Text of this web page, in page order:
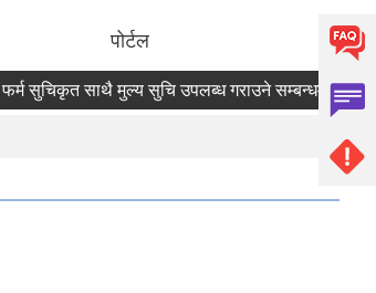
पोर्टल
साथै मुल्य सुचि उपलब्ध गराउने सम्बन्धमा मृगौला